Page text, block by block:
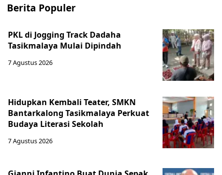
Berita Populer
PKL di Jogging Track Dadaha
Tasikmalaya Mulai Dipindah
7 Agustus 2026
Hidupkan Kembali Teater, SMKN
Bantarkalong Tasikmalaya Perkuat
Budaya Literasi Sekolah
7 Agustus 2026